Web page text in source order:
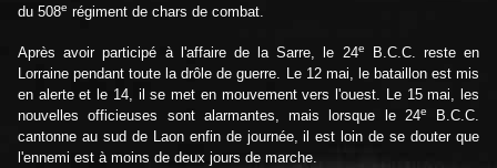
du 508e régiment de chars de combat.
Après avoir participé à l'affaire de la Sarre, le 24e
B.C.C. reste en
Lorraine pendant toute la drôle de guerre. Le 12 mai, le bataillon est mis
en alerte et le 14, il se met en mouvement vers l'ouest. Le 15 mai, les
nouvelles officieuses sont alarmantes, mais lorsque le 24e
B.C.C.
cantonne au sud de Laon enfin de journée, il est loin de se douter que
l'ennemi est à moins de deux jours de marche.